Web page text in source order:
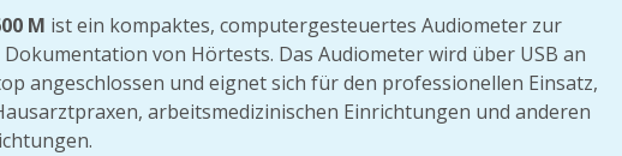
M ist ein kompaktes, computergesteuertes Audiometer zur
von Hörtests. Das Audiometer wird über USB an
angeschlossen und eignet sich für den professionellen Einsatz,
arbeitsmedizinischen Einrichtungen und anderen